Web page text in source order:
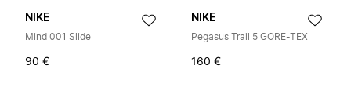
NIKE
Mind 001 Slide
90 €
NIKE
Pegasus Trail 5 GORE-TEX
160 €